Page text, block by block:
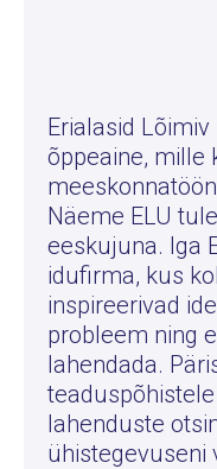
Erialasid
õppeaine, mille
Näeme ELU
eeskujuna. Iga
idufirma, kus
inspireerivad
probleem ning
lahendada.
lahenduste
ühistegevuseni